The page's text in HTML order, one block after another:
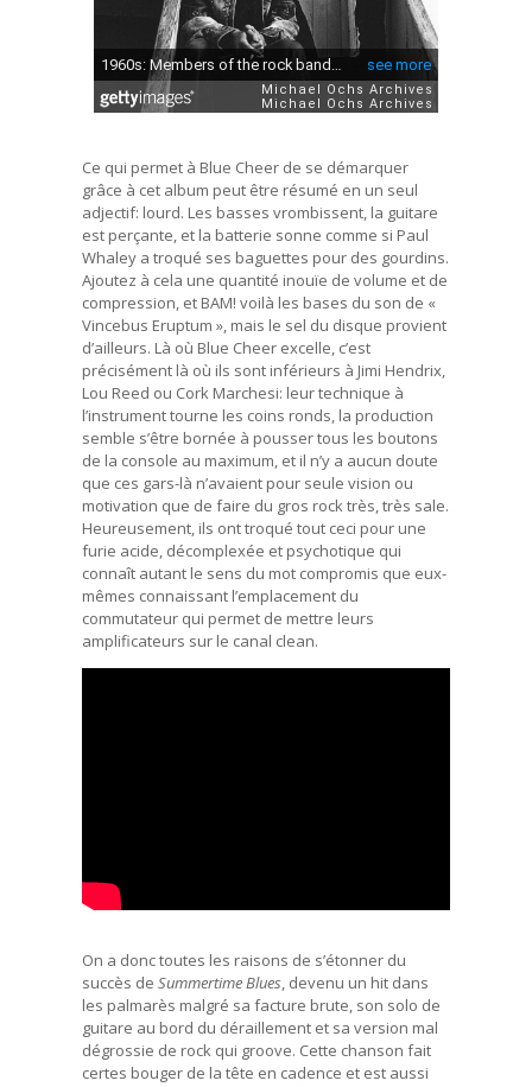
Ce qui permet à Blue Cheer de se démarquer
grâce à cet album peut être résumé en un seul
adjectif: lourd. Les basses vrombissent, la guitare
est perçante, et la batterie sonne comme si Paul
Whaley a troqué ses baguettes pour des gourdins.
Ajoutez à cela une quantité inouïe de volume et de
compression, et BAM! voilà les bases du son de «
Vincebus Eruptum », mais le sel du disque provient
d’ailleurs. Là où Blue Cheer excelle, c’est
précisément là où ils sont inférieurs à Jimi Hendrix,
Lou Reed ou Cork Marchesi: leur technique à
l’instrument tourne les coins ronds, la production
semble s’être bornée à pousser tous les boutons
de la console au maximum, et il n’y a aucun doute
que ces gars-là n’avaient pour seule vision ou
motivation que de faire du gros rock très, très sale.
Heureusement, ils ont troqué tout ceci pour une
furie acide, décomplexée et psychotique qui
connaît autant le sens du mot compromis que eux-
mêmes connaissant l’emplacement du
commutateur qui permet de mettre leurs
amplificateurs sur le canal clean.
On a donc toutes les raisons de s’étonner du
succès de Summertime Blues, devenu un hit dans
les palmarès malgré sa facture brute, son solo de
guitare au bord du déraillement et sa version mal
dégrossie de rock qui groove. Cette chanson fait
certes bouger de la tête en cadence et est aussi